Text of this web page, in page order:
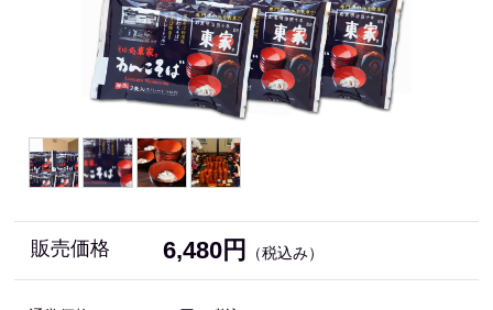
販売価格 6,480円 （税込み）